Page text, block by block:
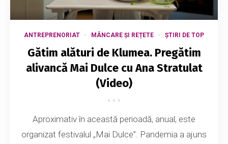
ANTREPRENORIAT MÂNCARE ȘI REȚETE ȘTIRI DE TOP
Gătim alături de Klumea. Pregătim
alivancă Mai Dulce cu Ana Stratulat
(Video)
Aproximativ în această perioadă, anual, este
organizat festivalul „Mai Dulce”. Pandemia a ajuns